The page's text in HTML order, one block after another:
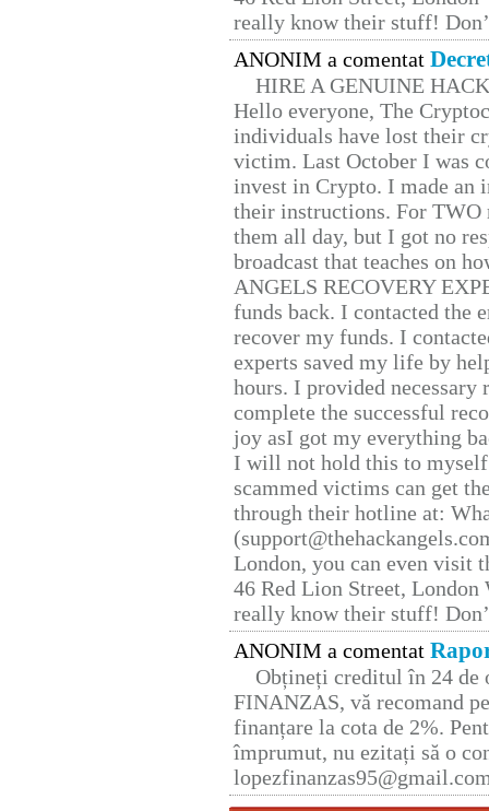
really know their stuff!
ANONIM a comentat
HIRE A GENUINE
Hello everyone, The
individuals have lost their
victim. Last October I was
invest in Crypto. I made
their instructions. For TWO
them all day, but I got no
broadcast that teaches on
ANGELS RECOVERY
funds back. I contacted the
recover my funds. I
experts saved my life by
hours. I provided
complete the successful
joy asI got my everything
I will not hold this to
scammed victims can get
through their hotline at:
London, you can even visit
46 Red Lion Street, London
really know their stuff!
ANONIM a comentat
Obțineți creditul în 24 de
FINANZAS, vă recomand
finanțare la cota de 2%.
împrumut, nu ezitați să o